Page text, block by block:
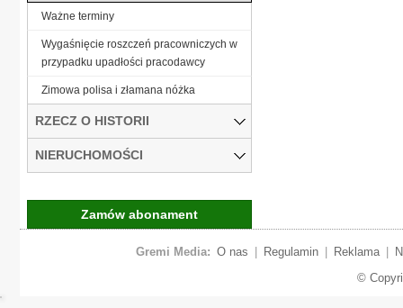
Ważne terminy
Wygaśnięcie roszczeń pracowniczych w
przypadku upadłości pracodawcy
Zimowa polisa i złamana nóżka
RZECZ O HISTORII
NIERUCHOMOŚCI
Zamów abonament
Gremi Media: O nas Regulamin Reklama
©